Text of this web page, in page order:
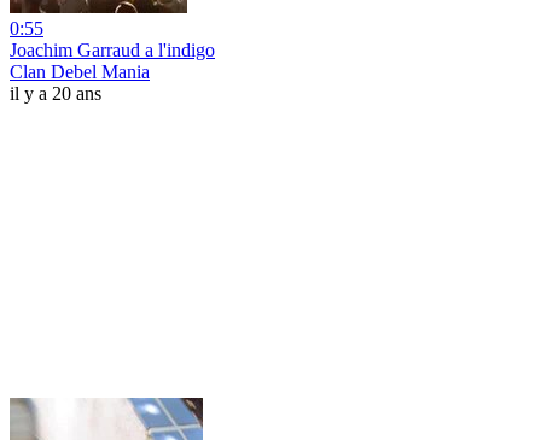
0:55
Joachim Garraud a l'indigo
Clan Debel Mania
il y a 20 ans